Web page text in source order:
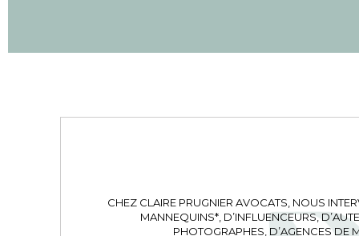
CHEZ CLAIRE PRUGNIER AVOCATS, NOUS
MANNEQUINS*, D’INFLUENCEURS,
PHOTOGRAPHES, D’AGENCES DE